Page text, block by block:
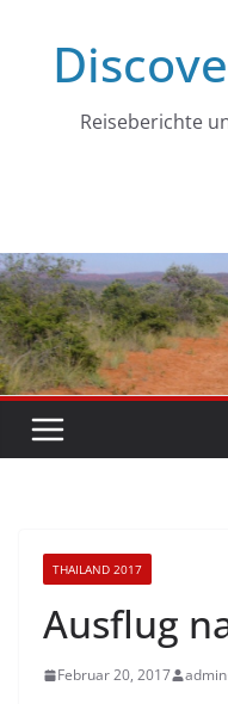
springen
Reiseberichte
THAILAND 2017
Ausflug
Februar 20, 2017 admin